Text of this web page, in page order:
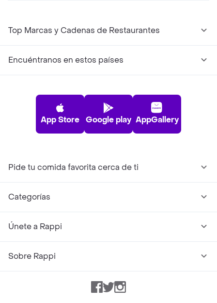
Top Marcas y Cadenas de Restaurantes
Encuéntranos en estos países
App Store Google play AppGallery
Pide tu comida favorita cerca de ti
Categorías
Únete a Rappi
Sobre Rappi
Facebook
TwitterInstagram